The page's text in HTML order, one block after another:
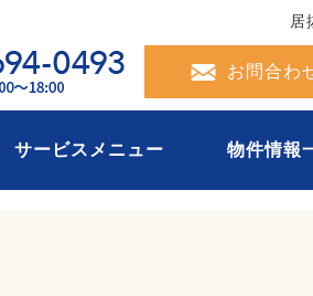
居
052-694-0493お問合わ
サービスメニュー 物件情報